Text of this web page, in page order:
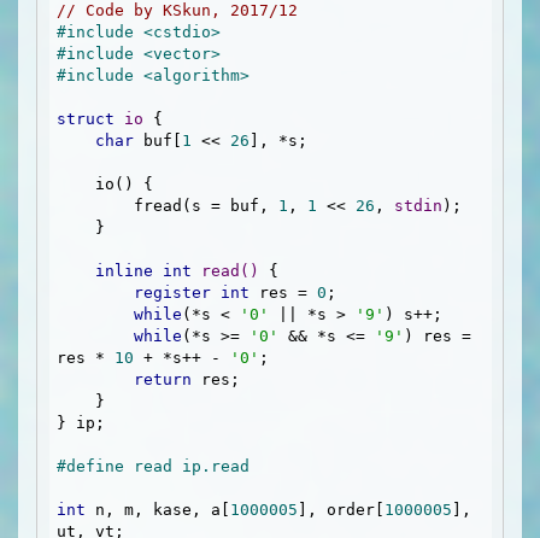
// Code by KSkun, 2017/12
#include <cstdio>
#include <vector>
#include <algorithm>
struct io {
char buf[ 1 << 26 ], *s;
        fread(s = buf,
1 , 1 << 26 , stdin );
inline int read ()
{
register int res = 0 ;
while (*s < '0' || *s > '9' ) s++;
while (*s >= '0' && *s <= '9' ) res =
res * 10 + *s++ - '0' ;
return res;
} ip;
#define read ip.read
int n, m, kase, a[ 1000005 ], order[ 1000005 ],